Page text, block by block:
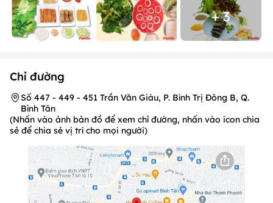
+ 3
Chỉ đường
Số 447 - 449 - 451 Trần Văn Giàu, P. Bình Trị Đông B, Q.
Bình Tân
(Nhấn vào ảnh bản đồ để xem chỉ đường, nhấn vào icon chia
sẻ để chia sẻ vị trí cho mọi người)